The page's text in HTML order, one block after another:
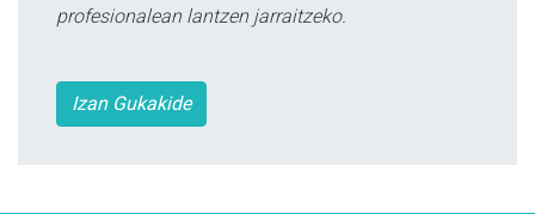
profesionalean lantzen jarraitzeko.
Izan Gukakide